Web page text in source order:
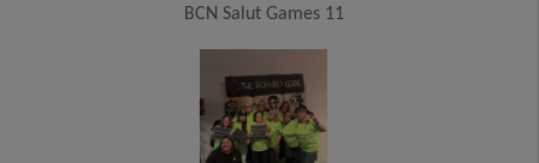
BCN Salut Games 11